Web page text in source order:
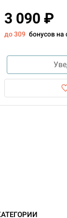
3 090 ₽
до 309 бонусов